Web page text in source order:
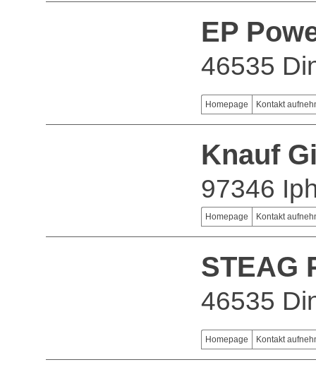
EP
46535
Homepage Kontakt
Knauf
97346
Homepage Kontakt
STEAG
46535
Homepage Kontakt